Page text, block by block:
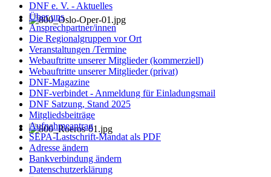
DNF e. V. - Aktuelles
Über uns
Ansprechpartner/innen
Die Regionalgruppen vor Ort
Veranstaltungen /Termine
Webauftritte unserer Mitglieder (kommerziell)
Webauftritte unserer Mitglieder (privat)
DNF-Magazine
DNF-verbindet - Anmeldung für Einladungsmail
DNF Satzung, Stand 2025
Mitgliedsbeiträge
Aufnahmeantrag
SEPA-Lastschrift-Mandat als PDF
Adresse ändern
Bankverbindung ändern
Datenschutzerklärung